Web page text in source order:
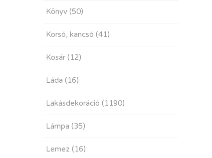
Könyv (50)
Korsó, kancsó (41)
Kosár (12)
Láda (16)
Lakásdekoráció (1190)
Lámpa (35)
Lemez (16)